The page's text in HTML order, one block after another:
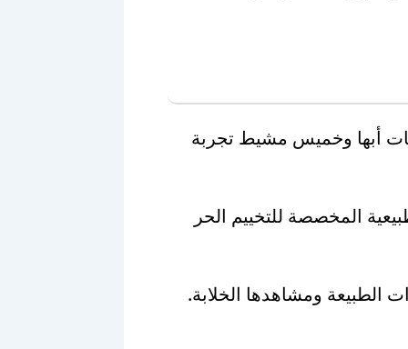
أبها وخميس مشيط تجربة
المخصصة للتخييم الحر
الطبيعة ومشاهدها الخلابة.